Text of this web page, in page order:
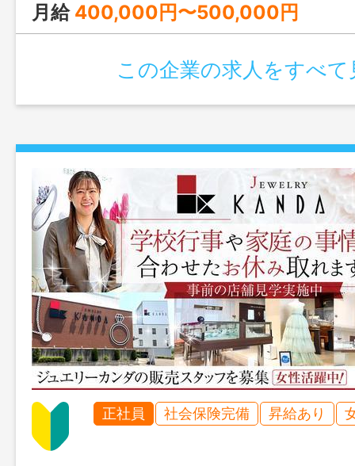
月給 400,000円〜500,000円
この企業の求人をすべて
正社員 社会保険完備 昇給あり